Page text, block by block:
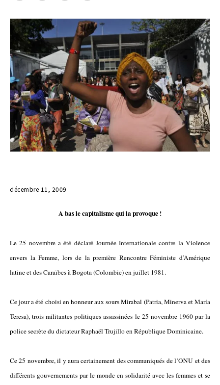
décembre 11, 2009
A bas le capitalisme qui la provoque !
Le 25 novembre a été déclaré Journée Internationale contre la Violence
envers la Femme, lors de la première Rencontre Féministe d’Amérique
latine et des Caraïbes à Bogota (Colombie) en juillet 1981.
Ce jour a été choisi en honneur aux sours Mirabal (Patria, Minerva et María
Teresa), trois militantes politiques assassinées le 25 novembre 1960 par la
police secrète du dictateur Raphaël Trujillo en République Dominicaine.
Ce 25 novembre, il y aura certainement des communiqués de l’ONU et des
différents gouvernements par le monde en solidarité avec les femmes et se